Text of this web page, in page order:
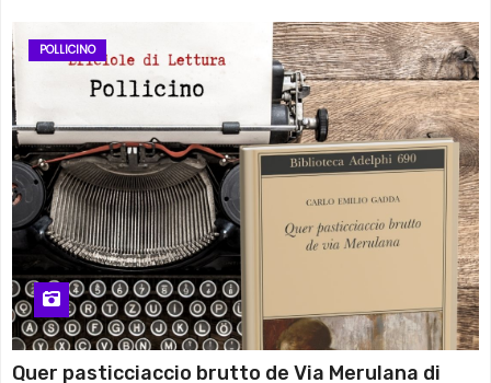
POLLICINO
Quer pasticciaccio brutto de Via Merulana di